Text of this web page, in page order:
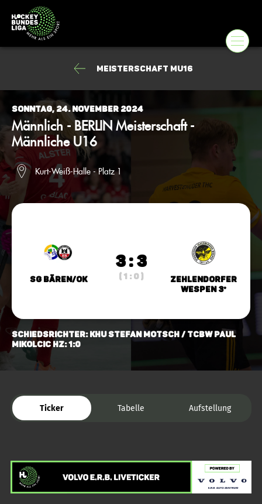
Meisterschaft mU16
Sonntag, 24. November 2024
Männlich - BERLIN Meisterschaft -
Männliche U16
Kurt-Weiß-Halle - Platz 1
SG Bären/OK
3 : 3
( 1 : 0 )
Zehlendorfer
Wespen 3*
Schiedsrichter: KHU Stefan Motsch / TCBW Paul
Mikolcic HZ: 1:0
Ticker Tabelle Aufstellung